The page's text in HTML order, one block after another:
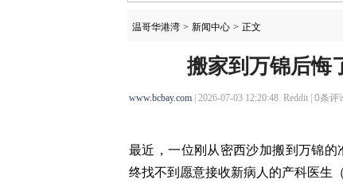
温哥华港湾 > 新闻中心 > 正文
搬家到万锦后悔
www.bcbay.com | 2026-07-03 12:20:48 Reddit | 0条评
最近，一位刚从密西沙加搬到万锦
终找不到愿意接收新病人的产科医生